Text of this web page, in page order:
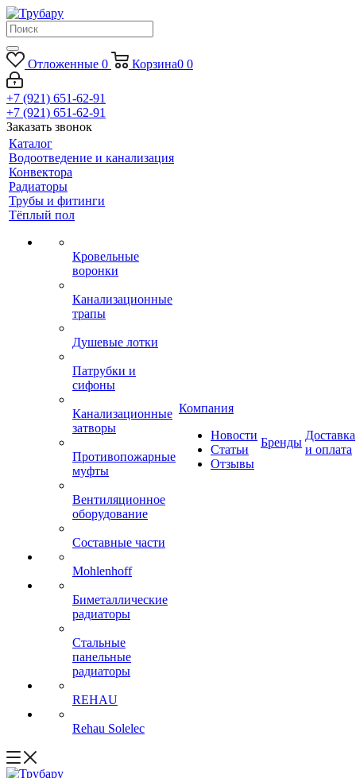
Отложенные 0 Корзина0 0
+7 (921) 651-62-91
+7 (921) 651-62-91
Заказать звонок
Каталог
Водоотведение и канализация
Конвектора
Радиаторы
Трубы и фитинги
Тёплый пол
Кровельные
воронки
Канализационные
трапы
Душевые лотки
Патрубки и
сифоны
Канализационные
затворы
Противопожарные
муфты
Вентиляционное
оборудование
Составные части
Mohlenhoff
Биметаллические
радиаторы
Стальные
панельные
радиаторы
REHAU
Rehau Solelec
Компания
Новости
Статьи
Отзывы
Бренды
Доставка
и оплата